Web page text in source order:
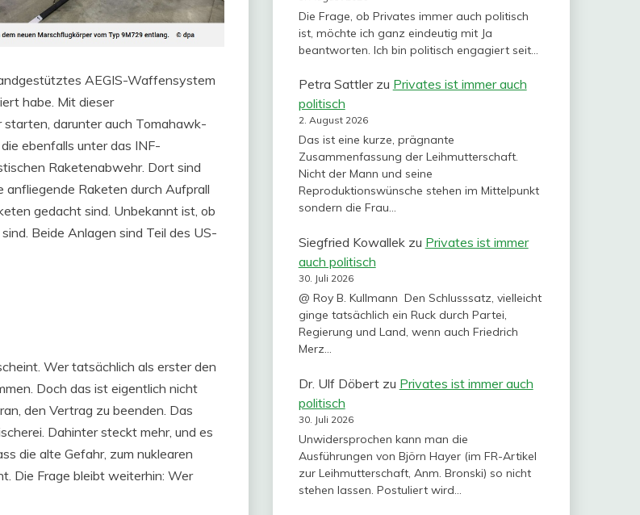
AEGIS-Waffensystem
habe. Mit dieser
darunter auch Tomahawk-
ebenfalls unter das INF-
Raketenabwehr. Dort sind
Raketen durch Aufprall
gedacht sind. Unbekannt ist, ob
Beide Anlagen sind Teil des US-
Wer tatsächlich als erster den
Doch das ist eigentlich nicht
den Vertrag zu beenden. Das
Dahinter steckt mehr, und es
die alte Gefahr, zum nuklearen
Die Frage bleibt weiterhin: Wer
Die Frage, ob Privates immer auch politisch
ist, möchte ich ganz eindeutig mit Ja
beantworten. Ich bin politisch engagiert seit…
Petra Sattlerzu Privates ist immer auch
politisch
2. August 2026
Das ist eine kurze, prägnante
Zusammenfassung der Leihmutterschaft.
Nicht der Mann und seine
Reproduktionswünsche stehen im Mittelpunkt
sondern die Frau…
Siegfried Kowallekzu Privates ist immer
auch politisch
30. Juli 2026
@ Roy B. Kullmann Den Schlusssatz, vielleicht
ginge tatsächlich ein Ruck durch Partei,
Regierung und Land, wenn auch Friedrich
Merz…
Dr. Ulf Döbertzu Privates ist immer auch
politisch
30. Juli 2026
Unwidersprochen kann man die
Ausführungen von Björn Hayer (im FR-Artikel
zur Leihmutterschaft, Anm. Bronski) so nicht
stehen lassen. Postuliert wird…